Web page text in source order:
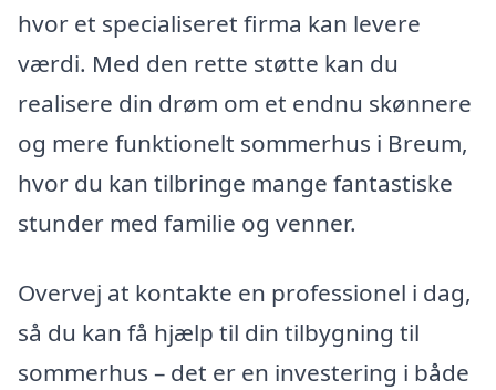
hvor et specialiseret firma kan levere
værdi. Med den rette støtte kan du
realisere din drøm om et endnu skønnere
og mere funktionelt sommerhus i Breum,
hvor du kan tilbringe mange fantastiske
stunder med familie og venner.
Overvej at kontakte en professionel i dag,
så du kan få hjælp til din tilbygning til
sommerhus – det er en investering i både